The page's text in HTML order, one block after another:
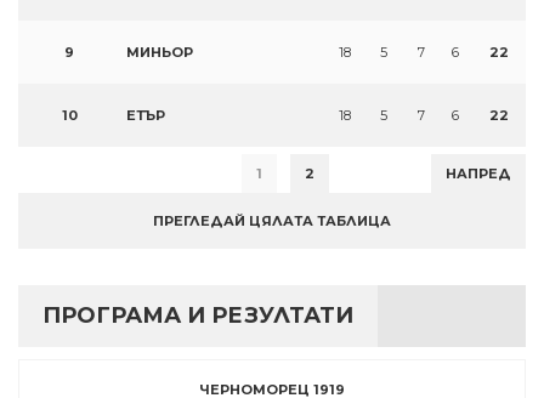
9 МИНЬОР 18 5 7 6 22
10 ЕТЪР 18 5 7 6 22
1 2 НАПРЕД
ПРЕГЛЕДАЙ ЦЯЛАТА ТАБЛИЦА
ПРОГРАМА И РЕЗУЛТАТИ
ЧЕРНОМОРЕЦ 1919